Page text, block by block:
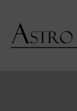
springen